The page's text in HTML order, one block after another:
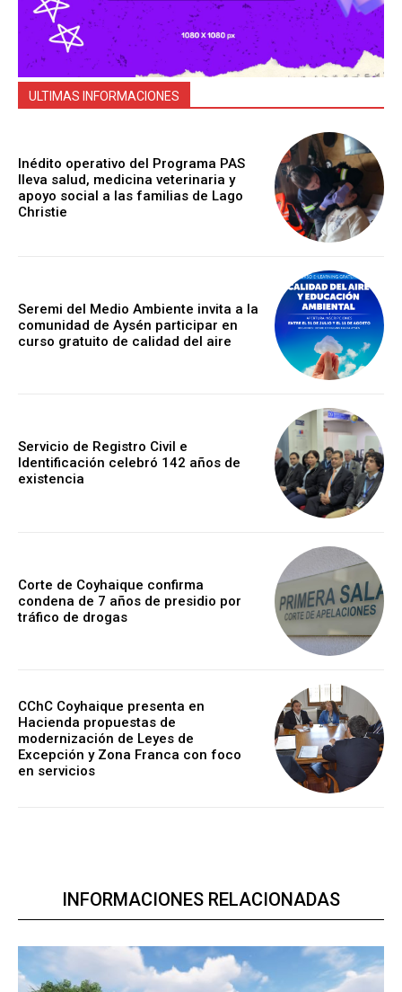
ULTIMAS INFORMACIONES
Inédito operativo del Programa PAS
lleva salud, medicina veterinaria y
apoyo social a las familias de Lago
Christie
Seremi del Medio Ambiente invita a la
comunidad de Aysén participar en
curso gratuito de calidad del aire
Servicio de Registro Civil e
Identificación celebró 142 años de
existencia
Corte de Coyhaique confirma
condena de 7 años de presidio por
tráfico de drogas
CChC Coyhaique presenta en
Hacienda propuestas de
modernización de Leyes de
Excepción y Zona Franca con foco
en servicios
INFORMACIONES RELACIONADAS